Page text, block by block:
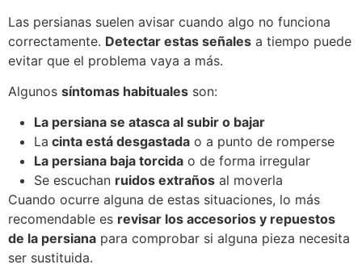
Las persianas suelen avisar cuando algo no funciona
correctamente. Detectar estas señales a tiempo puede
evitar que el problema vaya a más.
Algunos síntomas habituales son:
La persiana se atasca al subir o bajar
La cinta está desgastada o a punto de romperse
La persiana baja torcida o de forma irregular
Se escuchan ruidos extraños al moverla
Cuando ocurre alguna de estas situaciones, lo más
recomendable es revisar los accesorios y repuestos
de la persiana para comprobar si alguna pieza necesita
ser sustituida.